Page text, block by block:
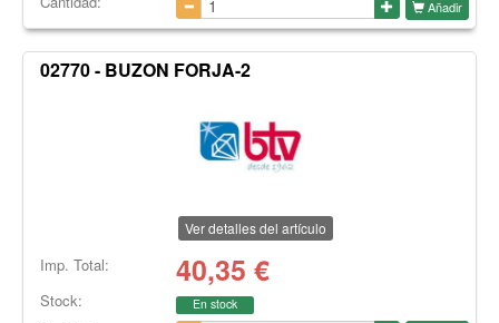
Añadir
02770 - BUZON FORJA-2
Ver detalles del artículo
Imp. Total: 40,35 €
Stock: En stock